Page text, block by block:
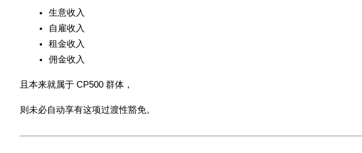
生意收入
自雇收入
租金收入
佣金收入
且本来就属于 CP500 群体，
则未必自动享有这项过渡性豁免。